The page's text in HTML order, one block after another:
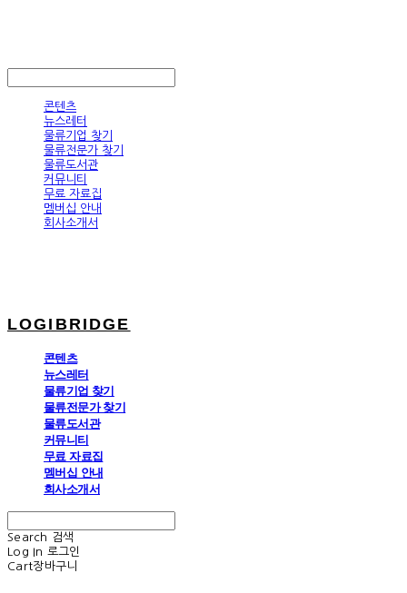
콘텐츠
뉴스레터
물류기업 찾기
물류전문가 찾기
물류도서관
커뮤니티
무료 자료집
멤버십 안내
회사소개서
LOGIBRIDGE
콘텐츠
뉴스레터
물류기업 찾기
물류전문가 찾기
물류도서관
커뮤니티
무료 자료집
멤버십 안내
회사소개서
Search
검색
Log In 로그인
Cart장바구니